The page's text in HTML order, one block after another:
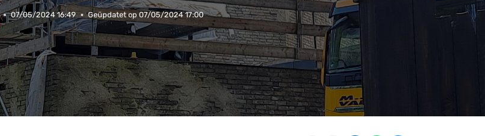
07/05/2024 16:49 Geüpdatet op 07/05/2024 17:00